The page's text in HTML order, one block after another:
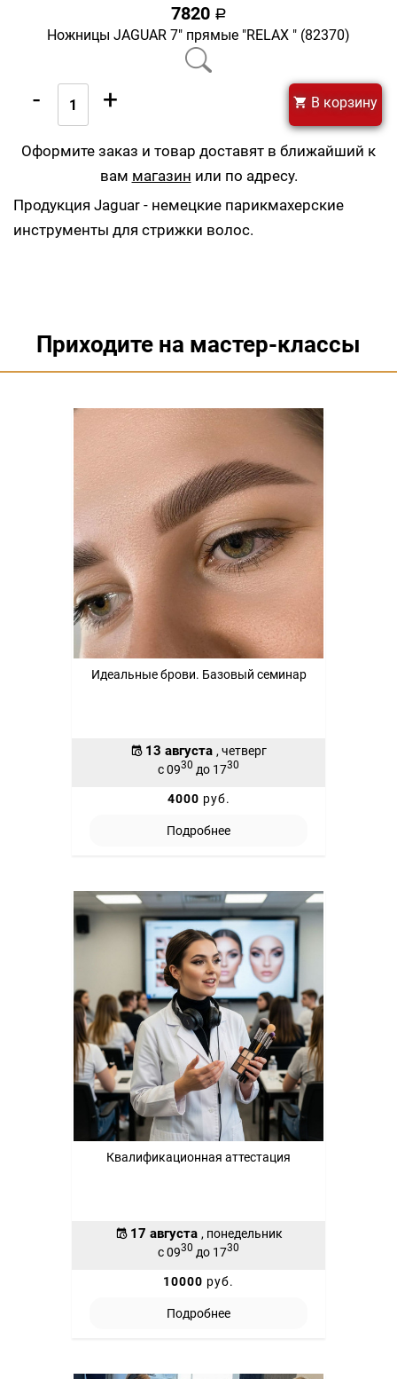
7820 a
Ножницы JAGUAR 7" прямые "RELAX " (82370)
- + В корзину
Оформите заказ и товар доставят в ближайший к
вам магазин или по адресу.
Продукция Jaguar - немецкие парикмахерские
инструменты для стрижки волос.
Приходите на мастер-классы
Идеальные брови. Базовый семинар
13 августа , четверг
с 0930 до 1730
4000 руб.
Подробнее
Квалификационная аттестация
17 августа , понедельник
с 0930 до 1730
10000 руб.
Подробнее